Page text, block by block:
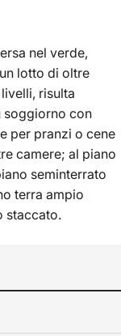
nel verde,
lotto di oltre
risulta
soggiorno con
per pranzi o cene
camere; al piano
seminterrato
terra ampio
staccato.